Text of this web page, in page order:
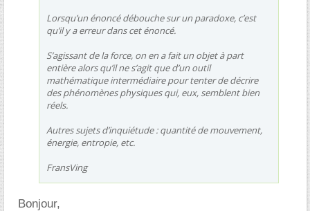
Lorsqu’un énoncé débouche sur un paradoxe, c’est
qu’il y a erreur dans cet énoncé.
S’agissant de la force, on en a fait un objet à part
entière alors qu’il ne s’agit que d’un outil
mathématique intermédiaire pour tenter de décrire
des phénomènes physiques qui, eux, semblent bien
réels.
Autres sujets d’inquiétude : quantité de mouvement,
énergie, entropie, etc.
FransVing
Bonjour,